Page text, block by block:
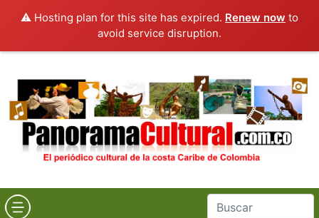
⚠️ Hosting plan for this site has expired. Renew now to
avoid service disruption.